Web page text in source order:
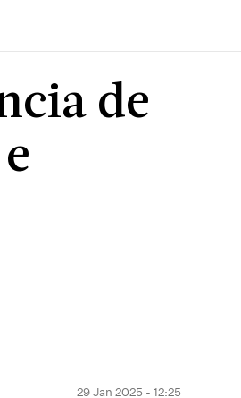
de
29 Jan 2025 - 12:25